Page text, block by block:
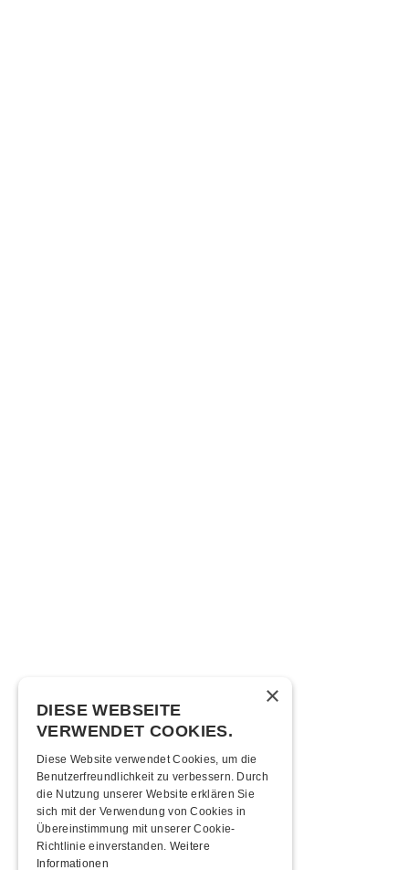
×
DIESE WEBSEITE
VERWENDET COOKIES.
Diese Website verwendet Cookies, um die
Benutzerfreundlichkeit zu verbessern. Durch
die Nutzung unserer Website erklären Sie
sich mit der Verwendung von Cookies in
Übereinstimmung mit unserer Cookie-
Richtlinie einverstanden. Weitere
Informationen